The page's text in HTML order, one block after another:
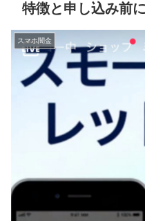
特徴と申し込み前
スマホ闇金